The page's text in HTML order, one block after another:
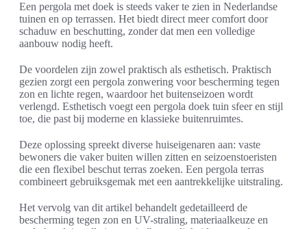
Een pergola met doek is steeds vaker te zien in Nederlandse
tuinen en op terrassen. Het biedt direct meer comfort door
schaduw en beschutting, zonder dat men een volledige
aanbouw nodig heeft.
De voordelen zijn zowel praktisch als esthetisch. Praktisch
gezien zorgt een pergola zonwering voor bescherming tegen
zon en lichte regen, waardoor het buitenseizoen wordt
verlengd. Esthetisch voegt een pergola doek tuin sfeer en stijl
toe, die past bij moderne en klassieke buitenruimtes.
Deze oplossing spreekt diverse huiseigenaren aan: vaste
bewoners die vaker buiten willen zitten en seizoenstoeristen
die een flexibel beschut terras zoeken. Een pergola terras
combineert gebruiksgemak met een aantrekkelijke uitstraling.
Het vervolg van dit artikel behandelt gedetailleerd de
bescherming tegen zon en UV-straling, materiaalkeuze en